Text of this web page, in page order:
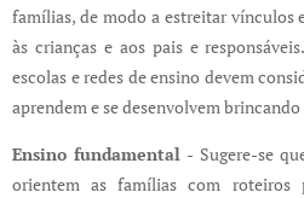
famílias, de modo a estreitar vínculos
às crianças e aos pais e
escolas e redes de ensino devem
aprendem e se desenvolvem
Ensino fundamental - Sugere-se
orientem as famílias com roteiros